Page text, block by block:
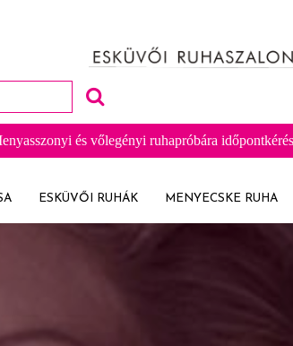
és vőlegényi ruhapróbára
ESKÜVŐI RUHÁK MENYECSKE RUHA